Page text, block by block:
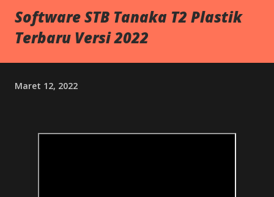
diharapkan dapat melindungi konsumen dari penipuan dan
praktik-praktik yang tidak bertanggung jawab di pasar
Software STB Tanaka T2 Plastik
Terbaru Versi 2022
Maret 12, 2022